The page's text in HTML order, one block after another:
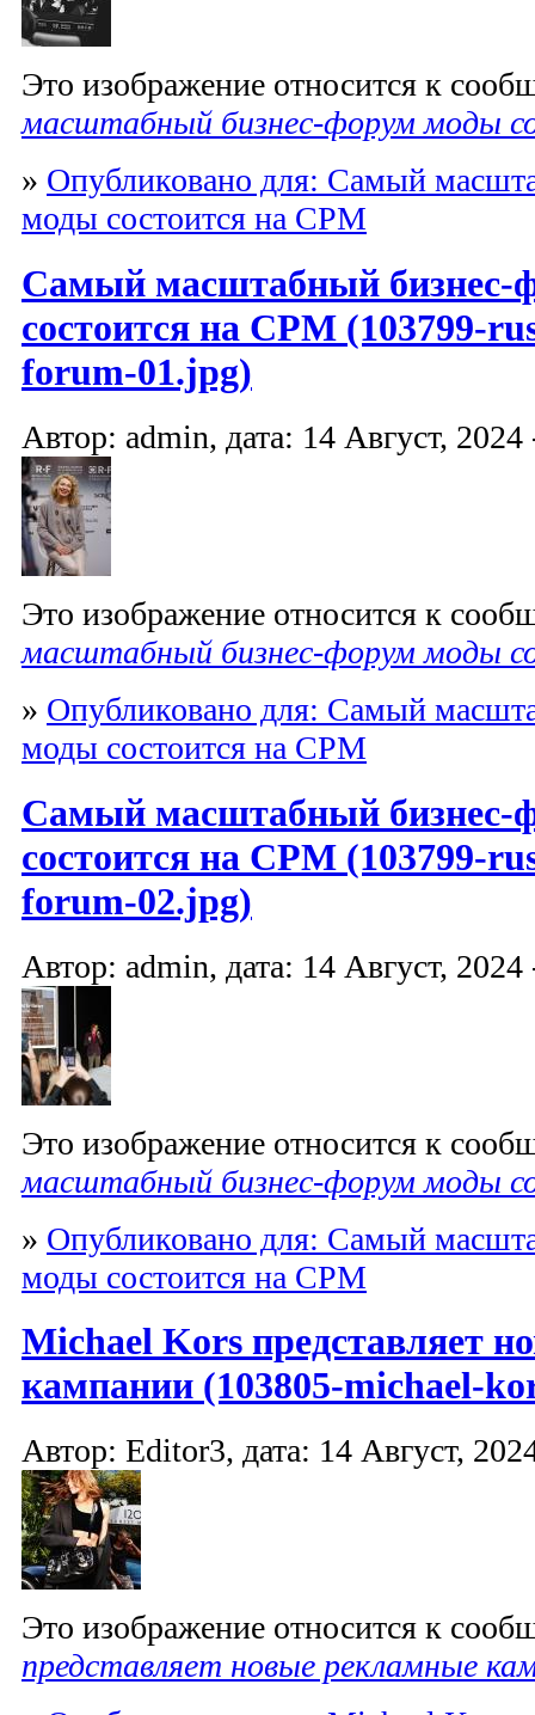
Это изображение относится к
масштабный бизнес-форум моды
» Опубликовано для: Самый
моды состоится на CPM
Самый масштабный бизнес-
состоится на CPM (103799-
forum-01.jpg)
Автор: admin, дата: 14 Август, 2024
Это изображение относится к
масштабный бизнес-форум моды
» Опубликовано для: Самый
моды состоится на CPM
Самый масштабный бизнес-
состоится на CPM (103799-
forum-02.jpg)
Автор: admin, дата: 14 Август, 2024
Это изображение относится к
масштабный бизнес-форум моды
» Опубликовано для: Самый
моды состоится на CPM
Michael Kors представляет
кампании (103805-michael-
Автор: Editor3, дата: 14 Август,
Это изображение относится к
представляет новые рекламные